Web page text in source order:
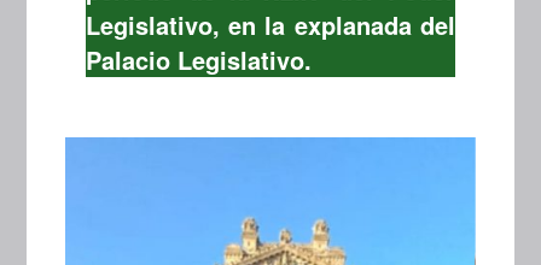
Legislativo, en la explanada del
Palacio Legislativo.